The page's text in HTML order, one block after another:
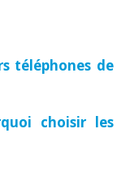
téléphones de
choisir les